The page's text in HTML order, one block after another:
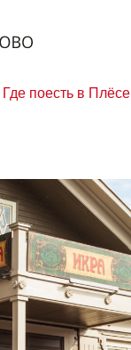
Где поесть в Плёсе